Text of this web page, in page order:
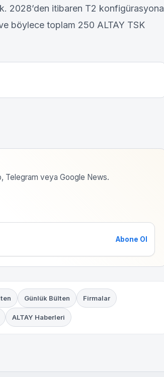
2028’den itibaren T2 konfigürasyona
böylece toplam 250 ALTAY TSK
Telegram veya Google News.
Abone Ol
Günlük Bülten Firmalar
ALTAY Haberleri